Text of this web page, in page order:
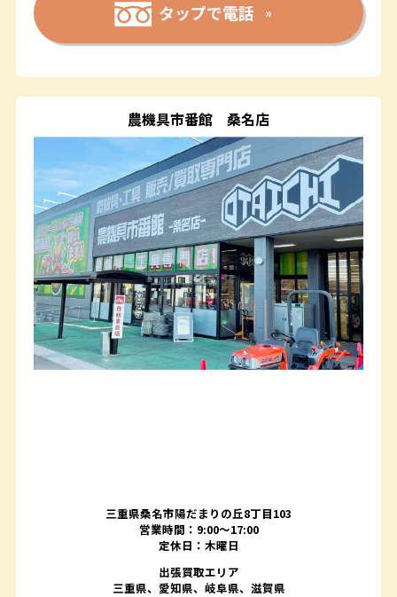
タップで電話
農機具市番館 桑名店
三重県桑名市陽だまりの丘8丁目103
営業時間：9:00〜17:00
定休日：木曜日
出張買取エリア
三重県、愛知県、岐阜県、滋賀県